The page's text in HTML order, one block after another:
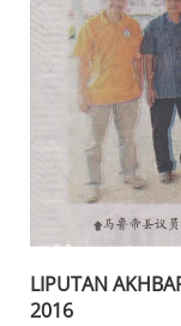
LIPUTAN
2016